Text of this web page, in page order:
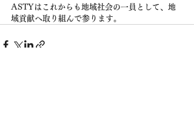
ASTYはこれからも地域社会の一員として、地
域貢献へ取り組んで参ります。